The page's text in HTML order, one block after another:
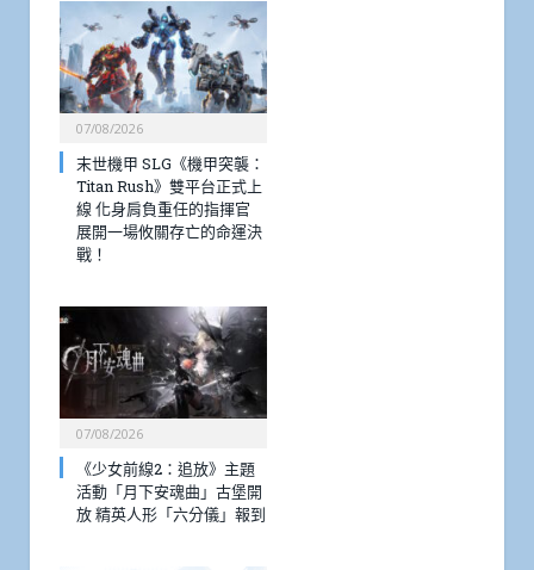
07/08/2026
末世機甲 SLG《機甲突襲：
Titan Rush》雙平台正式上
線 化身肩負重任的指揮官
展開一場攸關存亡的命運決
戰！
07/08/2026
《少女前線2：追放》主題
活動「月下安魂曲」古堡開
放 精英人形「六分儀」報到